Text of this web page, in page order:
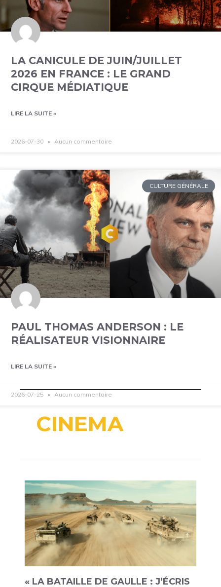
LA CANICULE DE JUIN/JUILLET
2026 EN FRANCE : LE GRAND
CIRQUE MÉDIATIQUE
LIRE LA SUITE »
2026-07-30 Aucun commentaire
CULTURE GÉNÉRALE
PAUL THOMAS ANDERSON : LE
RÉALISATEUR VISIONNAIRE
LIRE LA SUITE »
2026-07-25 Aucun commentaire
CINEMA
« LA BATAILLE DE GAULLE : J’ÉCRIS